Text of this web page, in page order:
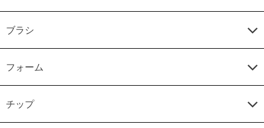
ブラシ
フォーム
チップ